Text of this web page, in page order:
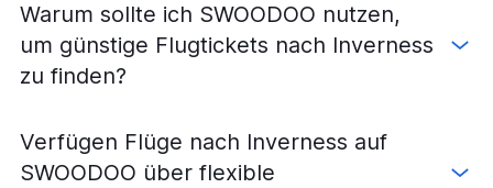
Warum sollte ich SWOODOO nutzen,
um günstige Flugtickets nach Inverness
zu finden?
Verfügen Flüge nach Inverness auf
SWOODOO über flexible